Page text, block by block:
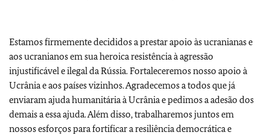
Estamos firmemente decididos a prestar apoio às ucranianas e
aos ucranianos em sua heroica resistência à agressão
injustificável e ilegal da Rússia. Fortaleceremos nosso apoio à
Ucrânia e aos países vizinhos. Agradecemos a todos que já
enviaram ajuda humanitária à Ucrânia e pedimos a adesão dos
demais a essa ajuda. Além disso, trabalharemos juntos em
nossos esforços para fortificar a resiliência democrática e